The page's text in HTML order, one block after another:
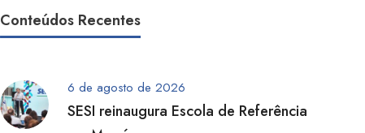
Conteúdos Recentes
6 de agosto de 2026
SESI reinaugura Escola de Referência